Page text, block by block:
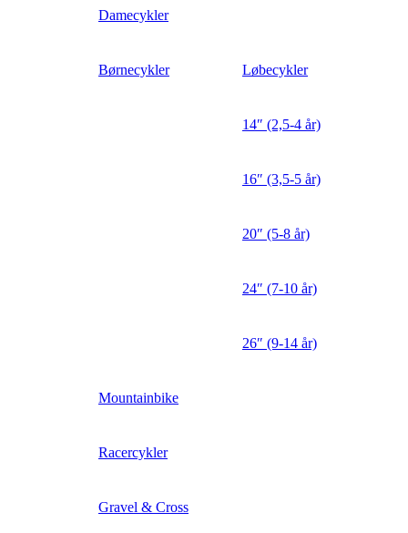
Damecykler
Børnecykler Løbecykler
14″ (2,5-4 år)
16″ (3,5-5 år)
20″ (5-8 år)
24″ (7-10 år)
26″ (9-14 år)
Mountainbike
Racercykler
Gravel & Cross